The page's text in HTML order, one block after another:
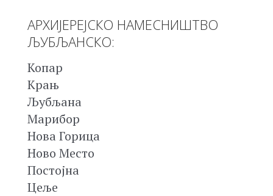
АРХИЈЕРЕЈСКО НАМЕСНИШТВО
ЉУБЉАНСКО:
Копар
Крањ
Љубљана
Марибор
Нова Горица
Ново Место
Постојна
Цеље